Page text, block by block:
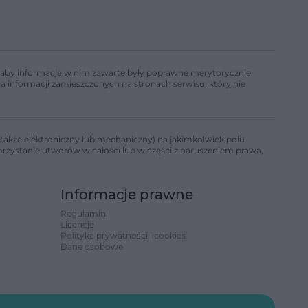
informacje w nim zawarte były poprawne merytorycznie,
informacji zamieszczonych na stronach serwisu, który nie
elektroniczny lub mechaniczny) na jakimkolwiek polu
utworów w całości lub w części z naruszeniem prawa,
Informacje prawne
Regulamin
Licencje
Polityka prywatności i cookies
Dane osobowe